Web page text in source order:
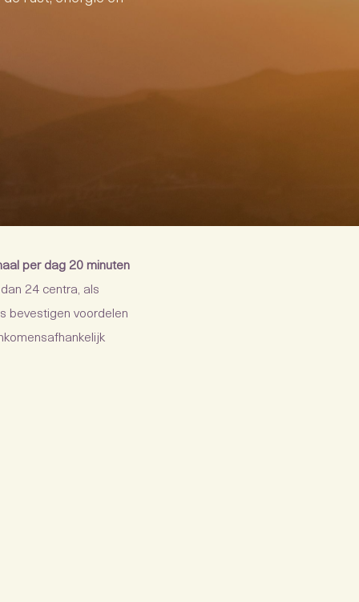
per dag 20 minuten
24 centra, als
bevestigen voordelen